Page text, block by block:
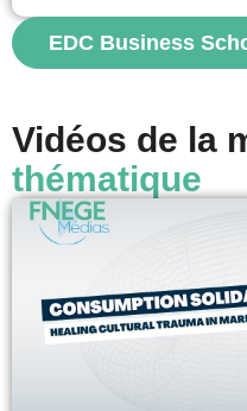
voir
EDC Business
Vidéos de la
thématique